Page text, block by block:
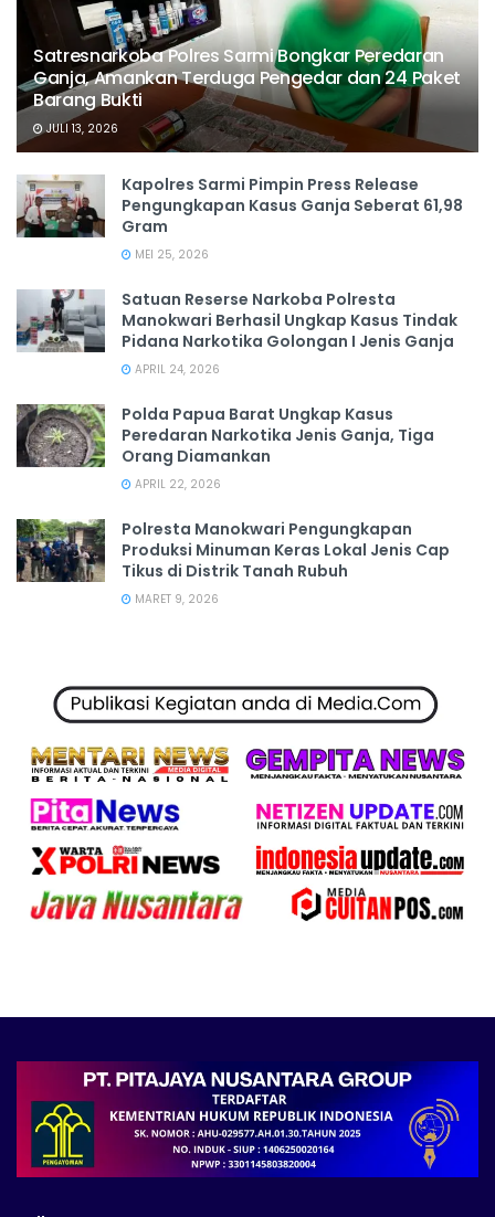
Satresnarkoba Polres Sarmi Bongkar Peredaran
Ganja, Amankan Terduga Pengedar dan 24 Paket
Barang Bukti
JULI 13, 2026
Kapolres Sarmi Pimpin Press Release
Pengungkapan Kasus Ganja Seberat 61,98
Gram
MEI 25, 2026
Satuan Reserse Narkoba Polresta
Manokwari Berhasil Ungkap Kasus Tindak
Pidana Narkotika Golongan I Jenis Ganja
APRIL 24, 2026
Polda Papua Barat Ungkap Kasus
Peredaran Narkotika Jenis Ganja, Tiga
Orang Diamankan
APRIL 22, 2026
Polresta Manokwari Pengungkapan
Produksi Minuman Keras Lokal Jenis Cap
Tikus di Distrik Tanah Rubuh
MARET 9, 2026